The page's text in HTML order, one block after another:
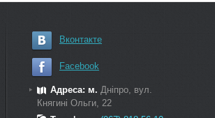
Вконтакте
Facebook
Адреса: м. Дніпро, вул.
Княгині Ольги, 22